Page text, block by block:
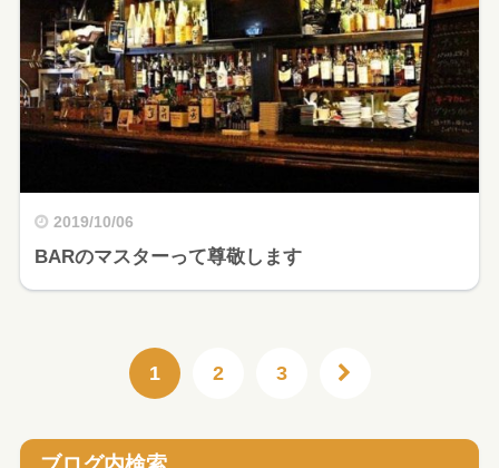
2019/10/06
BARのマスターって尊敬します
1 2 3